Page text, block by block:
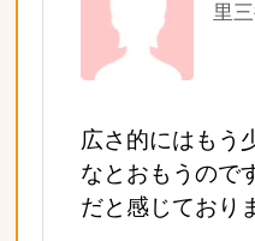
里
広さ的にはもう
なとおもうので
だと感じており